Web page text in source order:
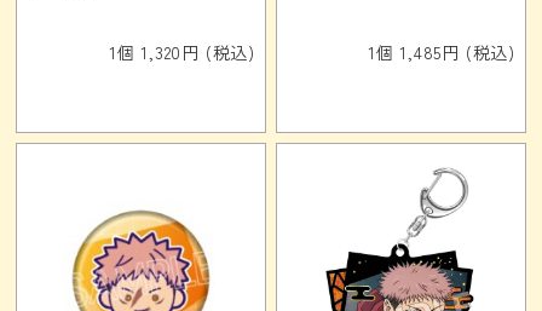
1個 1,320円 (税込) 1個 1,485円 (税込)